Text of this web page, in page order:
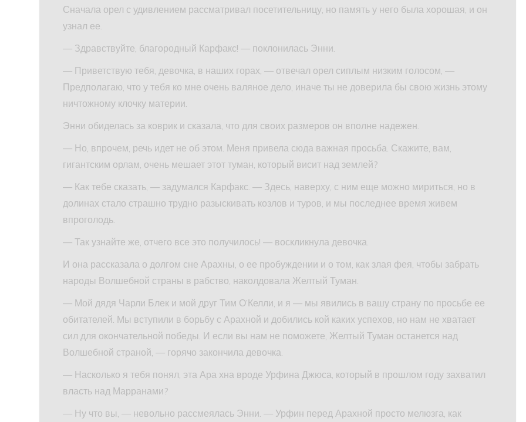
Сначала орел с удивлением рассматривал посетительницу, но память у него была хорошая, и он
узнал ее.
— Здравствуйте, благородный Карфакс! — поклонилась Энни.
— Приветствую тебя, девочка, в наших горах, — отвечал орел сиплым низким голосом, —
Предполагаю, что у тебя ко мне очень валяное дело, иначе ты не доверила бы свою жизнь этому
ничтожному клочку материи.
Энни обиделась за коврик и сказала, что для своих размеров он вполне надежен.
— Но, впрочем, речь идет не об этом. Меня привела сюда важная просьба. Скажите, вам,
гигантским орлам, очень мешает этот туман, который висит над землей?
— Как тебе сказать, — задумался Карфакс. — Здесь, наверху, с ним еще можно мириться, но в
долинах стало страшно трудно разыскивать козлов и туров, и мы последнее время живем
впроголодь.
— Так узнайте же, отчего все это получилось! — воскликнула девочка.
И она рассказала о долгом сне Арахны, о ее пробуждении и о том, как злая фея, чтобы забрать
народы Волшебной страны в рабство, наколдовала Желтый Туман.
— Мой дядя Чарли Блек и мой друг Тим О’Келли, и я — мы явились в вашу страну по просьбе ее
обитателей. Мы вступили в борьбу с Арахной и добились кой каких успехов, но нам не хватает
сил для окончательной победы. И если вы нам не поможете, Желтый Туман останется над
Волшебной страной, — горячо закончила девочка.
— Насколько я тебя понял, эта Ара хна вроде Урфина Джюса, который в прошлом году захватил
власть над Марранами?
— Ну что вы, — невольно рассмеялась Энни. — Урфин перед Арахной просто мелюзга, как